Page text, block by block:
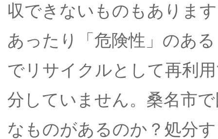
収できないものもありま
あったり「危険性」のあ
でリサイクルとして再利
分していません。桑名市
なものがあるのか？処分